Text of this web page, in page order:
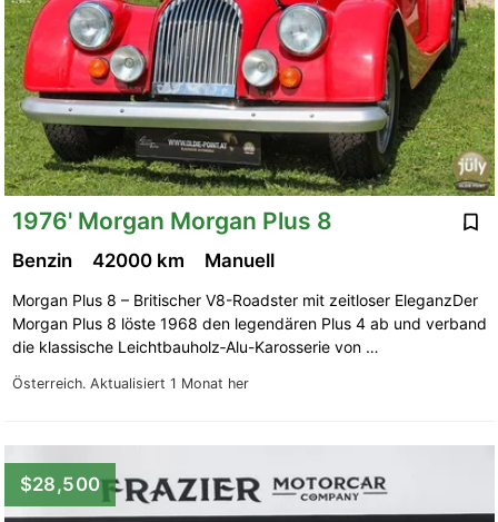
1976' Morgan Morgan Plus 8
Österreich. Aktualisiert 1 Monat her
Benzin 42000 km Manuell
Morgan Plus 8 – Britischer V8-Roadster mit zeitloser EleganzDer
Morgan Plus 8 löste 1968 den legendären Plus 4 ab und verband
die klassische Leichtbauholz‐Alu-Karosserie von …
$28,500